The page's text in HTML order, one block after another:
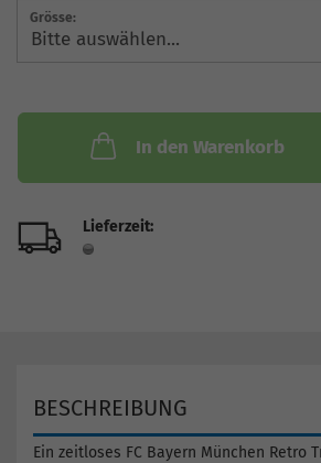
Grösse:
In den Warenkorb
Lieferzeit:
BESCHREIBUNG
Ein zeitloses FC Bayern München Retro